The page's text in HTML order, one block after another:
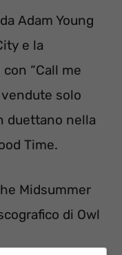
Adam Young
e la
“Call me
solo
duettano nella
Time.
Midsummer
di Owl